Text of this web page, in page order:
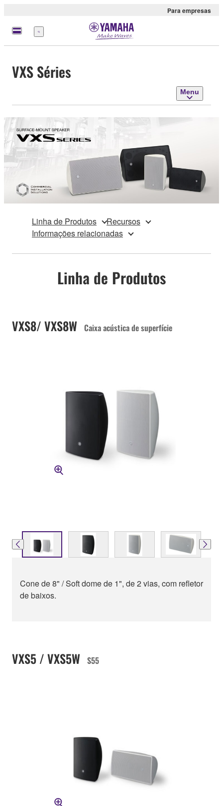
Para empresas
Menu
VXS Séries
Menu
Linha de Produtos
Recursos
Informações relacionadas
Linha de Produtos
VXS8/ VXS8W Caixa acústica de superfície
Cone de 8" / Soft dome de 1", de 2 vias, com refletor
de baixos.
VXS5 / VXS5W S55